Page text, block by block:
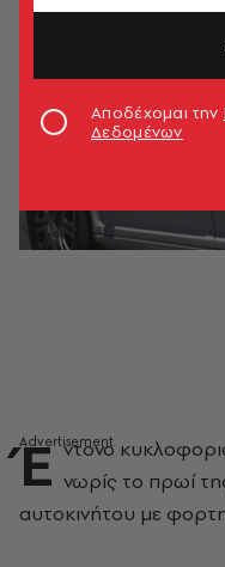
Έ ντονο
νωρίς το πρωί
αυτοκινήτου με
Αποδέχομαι την
Δεδομένων